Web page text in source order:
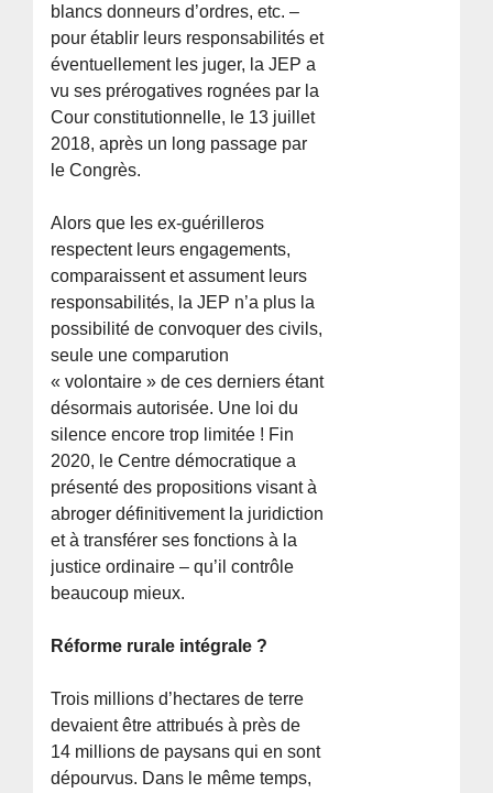
blancs donneurs d’ordres, etc. –
pour établir leurs responsabilités et
éventuellement les juger, la JEP a
vu ses prérogatives rognées par la
Cour constitutionnelle, le 13 juillet
2018, après un long passage par
le Congrès.
Alors que les ex-guérilleros
respectent leurs engagements,
comparaissent et assument leurs
responsabilités, la JEP n’a plus la
possibilité de convoquer des civils,
seule une comparution
« volontaire » de ces derniers étant
désormais autorisée. Une loi du
silence encore trop limitée ! Fin
2020, le Centre démocratique a
présenté des propositions visant à
abroger définitivement la juridiction
et à transférer ses fonctions à la
justice ordinaire – qu’il contrôle
beaucoup mieux.
Réforme rurale intégrale ?
Trois millions d’hectares de terre
devaient être attribués à près de
14 millions de paysans qui en sont
dépourvus. Dans le même temps,